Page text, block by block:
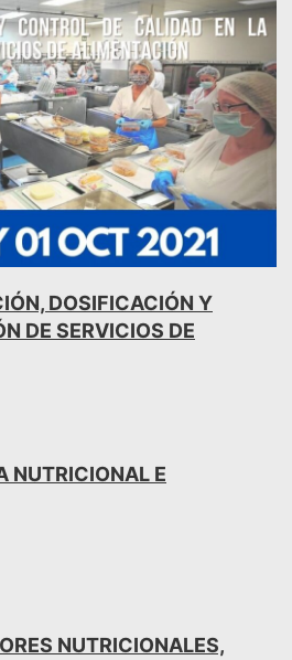
DOSIFICACIÓN Y
DE SERVICIOS DE
NUTRICIONAL E
NUTRICIONALES,